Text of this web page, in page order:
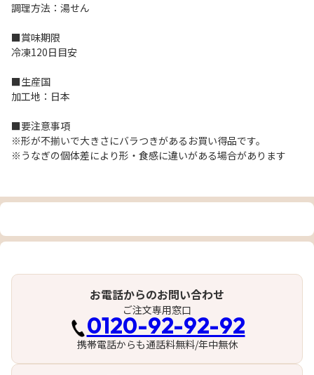
調理方法：湯せん
■賞味期限
冷凍120日目安
■生産国
加工地：日本
■要注意事項
※形が不揃いで大きさにバラつきがあるお買い得品です。
※うなぎの個体差により形・食感に違いがある場合があります
お電話からのお問い合わせ
ご注文専用窓口
0120-92-92-92
携帯電話からも通話料無料/年中無休